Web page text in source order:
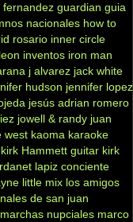
fernandez guardian guia
nacionales how to
rosario inner circle
inventos iron man
j alvarez jack white
hudson jennifer lopez
jesús adrian romero
jowell & randy juan
west kaoma karaoke
kirk Hammett guitar kirk
lapiz conciente
little mix los amigos
de san juan
marchas nupciales marco